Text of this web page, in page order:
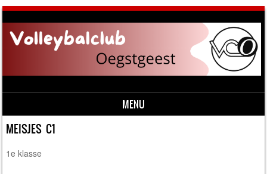
MENU
Skip to content
MEISJES C1
1e klasse